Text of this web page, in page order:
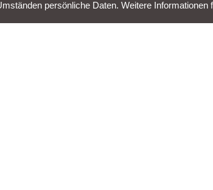
persönliche Daten. Weitere Informationen